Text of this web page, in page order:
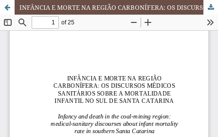
INFÂNCIA E MORTE NA REGIÃO CARBONÍFERA: OS DISCURSOS MÉDICOS SANITÁRIOS SOBRE A MORTALIDADE INFANTIL NO SUL DE SANTA CATARINA